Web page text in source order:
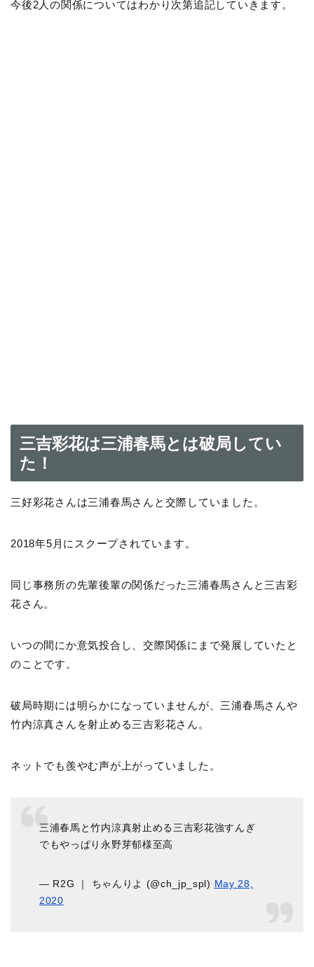
今後2人の関係についてはわかり次第追記していきます。
三吉彩花は三浦春馬とは破局してい
た！
三好彩花さんは三浦春馬さんと交際していました。
2018年5月にスクープされています。
同じ事務所の先輩後輩の関係だった三浦春馬さんと三吉彩
花さん。
いつの間にか意気投合し、交際関係にまで発展していたと
のことです。
破局時期には明らかになっていませんが、三浦春馬さんや
竹内涼真さんを射止める三吉彩花さん。
ネットでも羨やむ声が上がっていました。
三浦春馬と竹内涼真射止める三吉彩花強すんぎ
でもやっぱり永野芽郁様至高
— R2G ｜ ちゃんりよ (@ch_jp_spl) May 28,
2020